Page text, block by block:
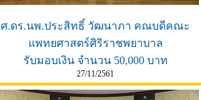
ศ.ดร.นพ.ประสิทธิ์ วัฒนาภา คณบดีคณะ
แพทยศาสตร์ศิริราชพยาบาล
รับมอบเงิน จำนวน 50,000 บาท
27/11/2561